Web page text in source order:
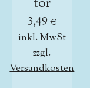
tor
3,49 €
inkl. MwSt
zzgl.
Versandkosten